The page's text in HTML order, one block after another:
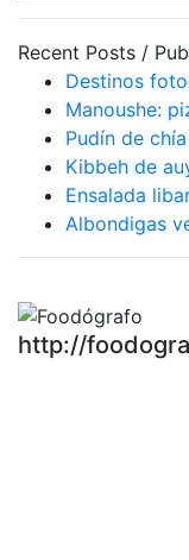
Recent Posts /
Destinos
Manoushe:
Pudín de
Kibbeh de
Ensalada
Albondigas
http://